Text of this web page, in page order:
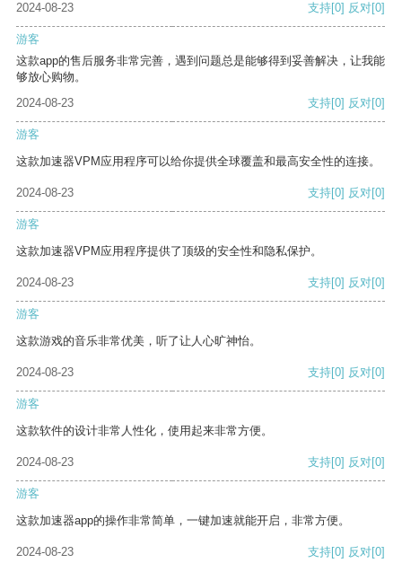
2024-08-23
支持[0] 反对[0]
游客
这款app的售后服务非常完善，遇到问题总是能够得到妥善解决，让我能
够放心购物。
2024-08-23
支持[0] 反对[0]
游客
这款加速器VPM应用程序可以给你提供全球覆盖和最高安全性的连接。
2024-08-23 支持[0] 反对[0]
游客
这款加速器VPM应用程序提供了顶级的安全性和隐私保护。
2024-08-23 支持[0] 反对[0]
游客
这款游戏的音乐非常优美，听了让人心旷神怡。
2024-08-23 支持[0] 反对[0]
游客
这款软件的设计非常人性化，使用起来非常方便。
2024-08-23 支持[0] 反对[0]
游客
这款加速器app的操作非常简单，一键加速就能开启，非常方便。
2024-08-23 支持[0] 反对[0]